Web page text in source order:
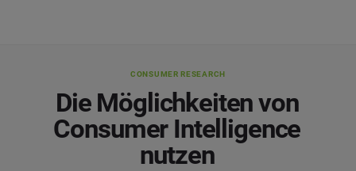
CONSUMER RESEARCH
Die Möglichkeiten von
Consumer Intelligence
nutzen